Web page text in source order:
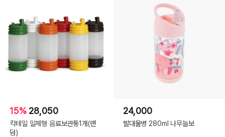
15% 28,050
칵테일 일체형 음료보관통1개(랜
덤)
24,000
빨대물병 280ml 나무늘보